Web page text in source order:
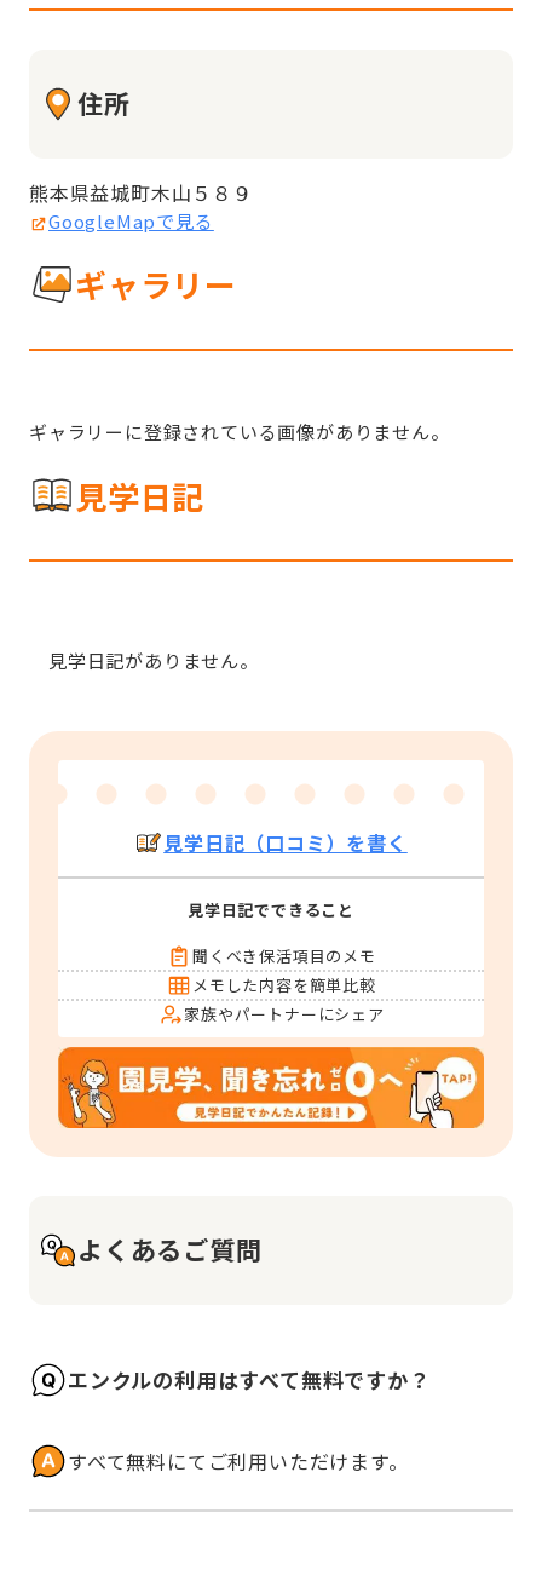
住所
熊本県益城町木山５８９
GoogleMapで見る
ギャラリー
ギャラリーに登録されている画像がありません。
見学日記
見学日記がありません。
見学日記（口コミ）を書く
見学日記でできること
聞くべき保活項目のメモ
メモした内容を簡単比較
家族やパートナーにシェア
よくあるご質問
エンクルの利用はすべて無料ですか？
すべて無料にてご利用いただけます。